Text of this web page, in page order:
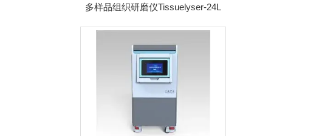
多样品组织研磨仪Tissuelyser-24L